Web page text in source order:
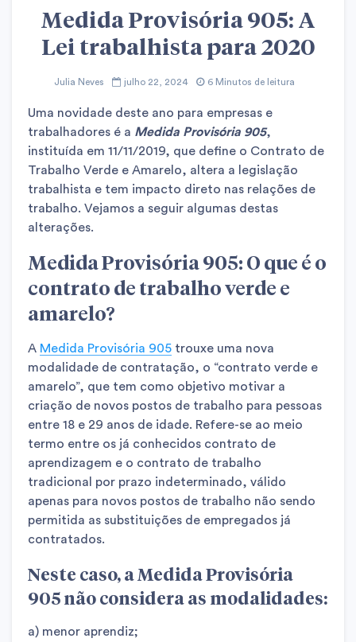
Medida Provisória 905: A
Lei trabalhista para 2020
Julia Neves julho 22, 2024 6 Minutos de leitura
Uma novidade deste ano para empresas e
trabalhadores é a Medida Provisória 905,
instituída em 11/11/2019, que define o Contrato de
Trabalho Verde e Amarelo, altera a legislação
trabalhista e tem impacto direto nas relações de
trabalho. Vejamos a seguir algumas destas
alterações.
Medida Provisória 905: O que é o
contrato de trabalho verde e
amarelo?
A Medida Provisória 905 trouxe uma nova
modalidade de contratação, o “contrato verde e
amarelo”, que tem como objetivo motivar a
criação de novos postos de trabalho para pessoas
entre 18 e 29 anos de idade. Refere-se ao meio
termo entre os já conhecidos contrato de
aprendizagem e o contrato de trabalho
tradicional por prazo indeterminado, válido
apenas para novos postos de trabalho não sendo
permitida as substituições de empregados já
contratados.
Neste caso, a Medida Provisória
905 não considera as modalidades:
a) menor aprendiz;